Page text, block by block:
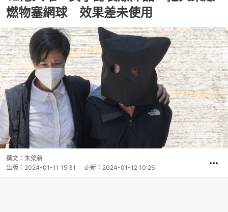
燃物塞網球 效果差未使用
撰文： 朱棨新
出版： 2024-01-11 15:31 更新： 2024-01-12 10:26